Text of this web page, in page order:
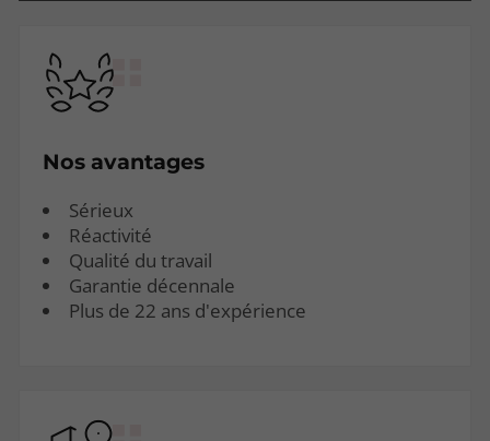
Nos avantages
Sérieux
Réactivité
Qualité du travail
Garantie décennale
Plus de 22 ans d'expérience